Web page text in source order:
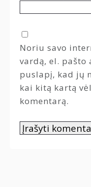
Noriu savo
vardą, el. pašto
puslapį, kad jų
kai kitą kartą
komentarą.